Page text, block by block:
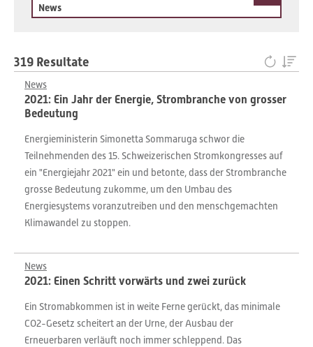
News
319 Resultate
News
2021: Ein Jahr der Energie, Strombranche von grosser
Bedeutung
Energieministerin Simonetta Sommaruga schwor die
Teilnehmenden des 15. Schweizerischen Stromkongresses auf
ein "Energiejahr 2021" ein und betonte, dass der Strombranche
grosse Bedeutung zukomme, um den Umbau des
Energiesystems voranzutreiben und den menschgemachten
Klimawandel zu stoppen.
News
2021: Einen Schritt vorwärts und zwei zurück
Ein Stromabkommen ist in weite Ferne gerückt, das minimale
CO2-Gesetz scheitert an der Urne, der Ausbau der
Erneuerbaren verläuft noch immer schleppend. Das